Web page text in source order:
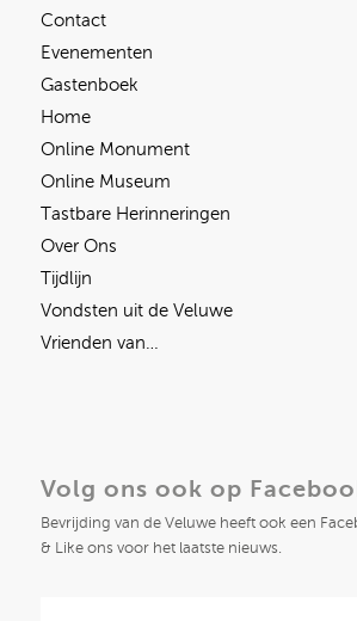
Contact
Evenementen
Gastenboek
Home
Online Monument
Online Museum
Tastbare Herinneringen
Over Ons
Tijdlijn
Vondsten uit de Veluwe
Vrienden van…
Volg ons ook op
Bevrijding van de Veluwe heeft ook een
& Like ons voor het laatste nieuws.